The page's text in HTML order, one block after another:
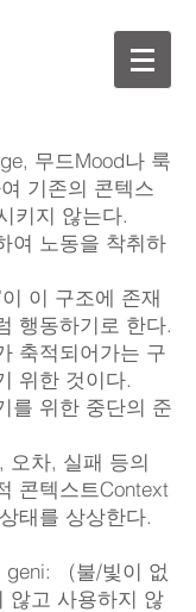
무드Mood나 룩
기존의 콘텍스
키지 않는다.
여 노동을 착취하
이 이 구조에 존재
행동하기로 한다.
축적되어가는 구
위한 것이다.
를 위한 중단의 준
오차, 실패 등의
콘텍스트Context
태를 상상한다.
geni: (불/빛이 없
않고 사용하지 않